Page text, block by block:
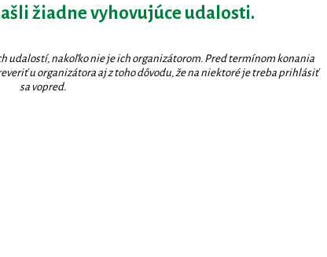
žiadne vyhovujúce udalosti.
udalostí, nakoľko nie je ich organizátorom. Pred termínom konania
u organizátora aj z toho dôvodu, že na niektoré je treba prihlásiť
sa vopred.